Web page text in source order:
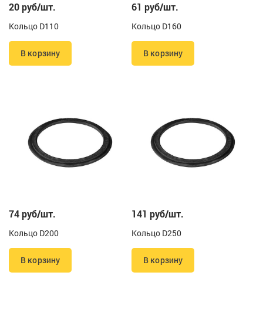
20 руб/шт.
Кольцо D110
В корзину
61 руб/шт.
Кольцо D160
В корзину
74 руб/шт.
Кольцо D200
В корзину
141 руб/шт.
Кольцо D250
В корзину